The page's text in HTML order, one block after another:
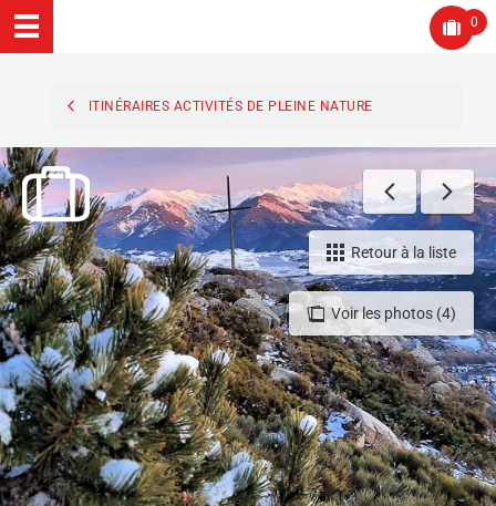
0
ITINÉRAIRES ACTIVITÉS DE PLEINE NATURE
Voir les photos (4)
Retour à la liste